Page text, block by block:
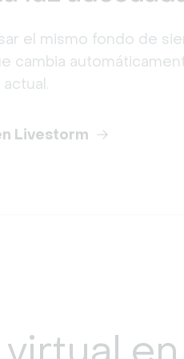
el mismo fondo de
cambia
Livestorm
en